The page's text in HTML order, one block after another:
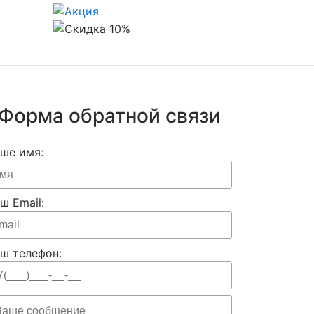
обратной связи
имя:
Email:
телефон: